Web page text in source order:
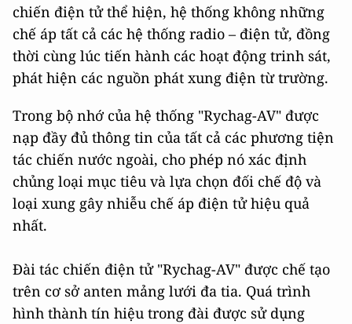
chiến điện tử thể hiện, hệ thống không những
chế áp tất cả các hệ thống radio – điện tử, đồng
thời cùng lúc tiến hành các hoạt động trinh sát,
phát hiện các nguồn phát xung điện từ trường.
Trong bộ nhớ của hệ thống "Rychag-AV" được
nạp đầy đủ thông tin của tất cả các phương tiện
tác chiến nước ngoài, cho phép nó xác định
chủng loại mục tiêu và lựa chọn đối chế độ và
loại xung gây nhiễu chế áp điện tử hiệu quả
nhất.
Đài tác chiến điện tử "Rychag-AV" được chế tạo
trên cơ sở anten mảng lưới đa tia. Quá trình
hình thành tín hiệu trong đài được sử dụng